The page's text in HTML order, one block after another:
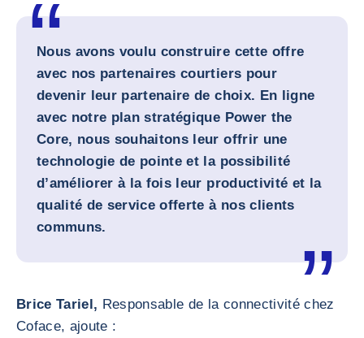
Nous avons voulu construire cette offre
avec nos partenaires courtiers pour
devenir leur partenaire de choix. En ligne
avec notre plan stratégique Power the
Core, nous souhaitons leur offrir une
technologie de pointe et la possibilité
d’améliorer à la fois leur productivité et la
qualité de service offerte à nos clients
communs.
Brice Tariel, Responsable de la connectivité chez
Coface, ajoute :